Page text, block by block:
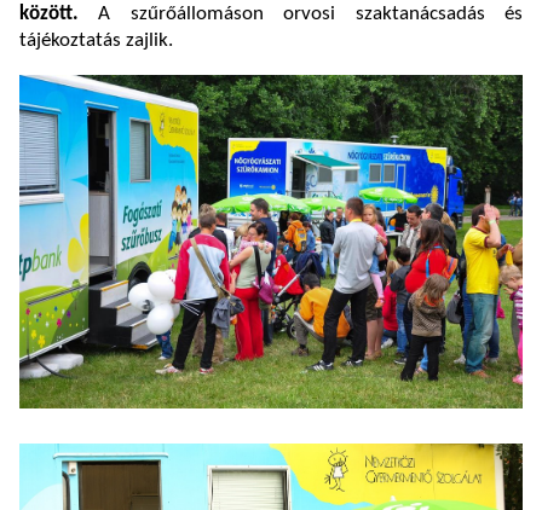
között.A szűrőállomáson orvosi szaktanácsadás és
tájékoztatás zajlik.